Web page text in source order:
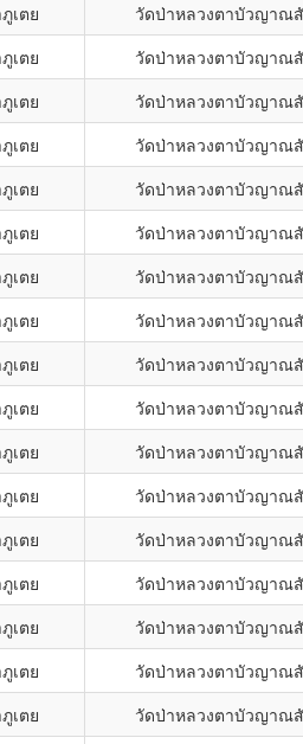
เตย วัดป่าหลวงตาบัวญาณ
เตย วัดป่าหลวงตาบัวญาณ
เตย วัดป่าหลวงตาบัวญาณ
เตย วัดป่าหลวงตาบัวญาณ
เตย วัดป่าหลวงตาบัวญาณ
เตย วัดป่าหลวงตาบัวญาณ
เตย วัดป่าหลวงตาบัวญาณ
เตย วัดป่าหลวงตาบัวญาณ
เตย วัดป่าหลวงตาบัวญาณ
เตย วัดป่าหลวงตาบัวญาณ
เตย วัดป่าหลวงตาบัวญาณ
เตย วัดป่าหลวงตาบัวญาณ
เตย วัดป่าหลวงตาบัวญาณ
เตย วัดป่าหลวงตาบัวญาณ
เตย วัดป่าหลวงตาบัวญาณ
เตย วัดป่าหลวงตาบัวญาณ
เตย วัดป่าหลวงตาบัวญาณ